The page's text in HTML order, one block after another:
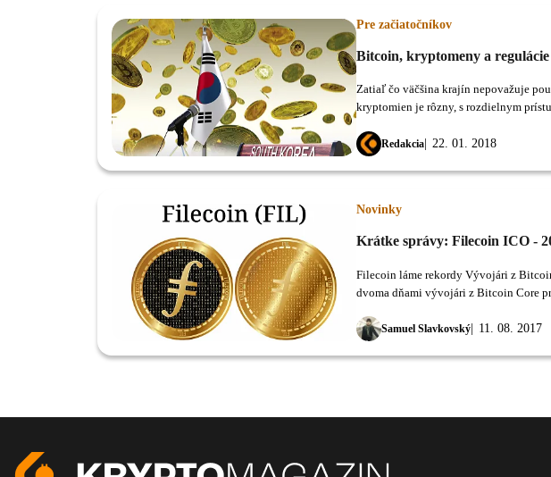
Pre začiatočníkov
Bitcoin, kryptomeny a regulácie
Redakcia 22. 01. 2018
Zatiaľ čo väčšina krajín nepovažuje
kryptomien je rôzny, s rozdielnym
Novinky
Krátke správy: Filecoin ICO -
Samuel Slavkovský 11. 08. 2017
Filecoin láme rekordy Vývojári z Bitcoin Core nepodporia SegWit2X Pred
dvoma dňami vývojári z Bitcoin Core